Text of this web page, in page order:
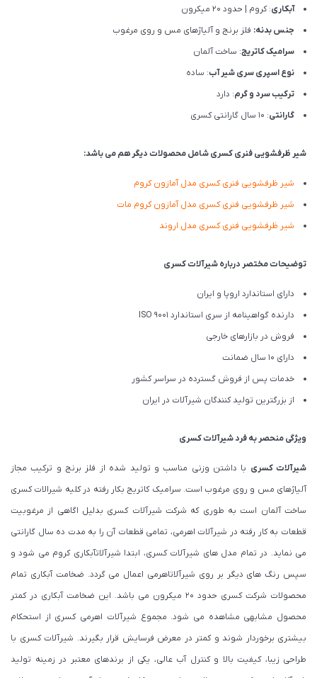
آبکاری: کروم | حدود 20 میکرون
جنس بدنه: فلز برنج و آلیاژهای مس و روی مرغوب
سرامیک کاتریج: ساخت آلمان
نوع اسپری سری شیر آب: ساده
ترکیب سرد و گرم: دارد
گارانتی: 10 سال گارانتی کسری
شیر ظرفشویی فنری کسری شامل محصولات دیگر هم می باشد:
شیر ظرفشویی فنری کسری مدل آمازون کروم
شیر ظرفشویی فنری کسری مدل آمازون کروم مات
شیر ظرفشویی فنری کسری مدل اروند
توضیحات مختصر درباره شیرآلات کسری
دارای استاندارد اروپا و ایران
دارنده گواهینامه از سری استاندارد ISO 9001
فروش در بازارهای خارجی
دارای 10 سال ضمانت
خدمات پس از فروش گسترده در سراسر کشور
از بزرگترین تولید کنندگان شیرآلات در ایران
ویژگی منحصر به فرد شیرآلات کسری
شیرآلات کسری با داشتن وزنی مناسب و تولید شده از فلز برنج و ترکیب مجاز
آلیاژهای مس و روی مرغوب است. سرامیک کاتریج بکار رفته در کلیه شیرالات کسری
ساخت آلمان است به طوری که شرکت شیرآلات کسری بدلیل اگاهی از مرغوبیت
قطعات به کار رفته در شیرآلات اهرمی، تمامی قطعات آن را به مدت ده سال گارانتی
می نماید. در تمام مدل های شیرآلات کسری، ابتدا شیرآلاتآبکاری کروم می شود و
سپس رنگ های دیگر بر روی شیرآلاتاهرمی اعمال می گردد. ضخامت آبکاری تمام
محصولات شرکت کسری حدود ۲۰ میکرون می باشد. این ضخامت آبکاری در کمتر
محصول مشابهی مشاهده می شود. مجموع شیرآلات اهرمی کسری از استحکام
بیشتری برخوردار شوند و کمتر در معرض فرسایش قرار بگیرند. شیرآلات کسری با
طراحی زیبا، کیفیت بالا و کنترل آب عالی، یکی از برندهای معتبر در زمینه تولید